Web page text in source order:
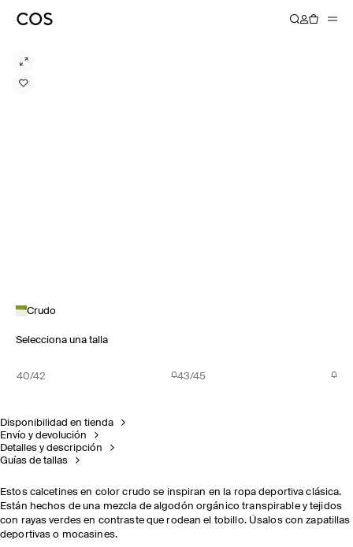
Crudo
Selecciona una talla
40/42 43/45
Disponibilidad en tienda
Envío y devolución
Detalles y descripción
Guías de tallas
Estos calcetines en color crudo se inspiran en la ropa deportiva clásica.
Están hechos de una mezcla de algodón orgánico transpirable y tejidos
con rayas verdes en contraste que rodean el tobillo. Úsalos con zapatillas
deportivas o mocasines.